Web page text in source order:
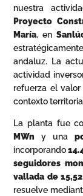
nuestra
Proyecto
María, en
andaluz. La
actividad
refuerza el
contexto
La planta fue
MWn y una
incorporando
seguidores
vallada de
resuelve